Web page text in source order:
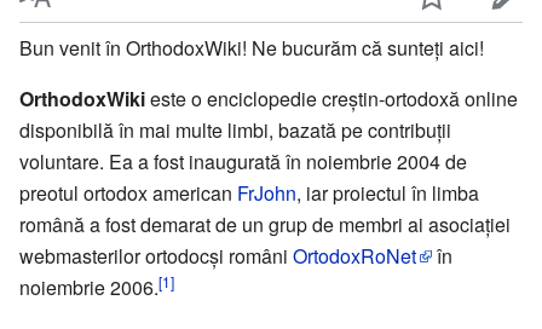
Bun venit în OrthodoxWiki! Ne bucurăm că sunteți aici!
OrthodoxWikieste o enciclopedie creștin-ortodoxă online
disponibilă în mai multe limbi, bazată pe contribuții
voluntare. Ea a fost inaugurată în noiembrie 2004 de
preotul ortodox american FrJohn, iar proiectul în limba
română a fost demarat de un grup de membri ai asociației
webmasterilor ortodocși români OrtodoxRoNet
în
noiembrie 2006.[1]